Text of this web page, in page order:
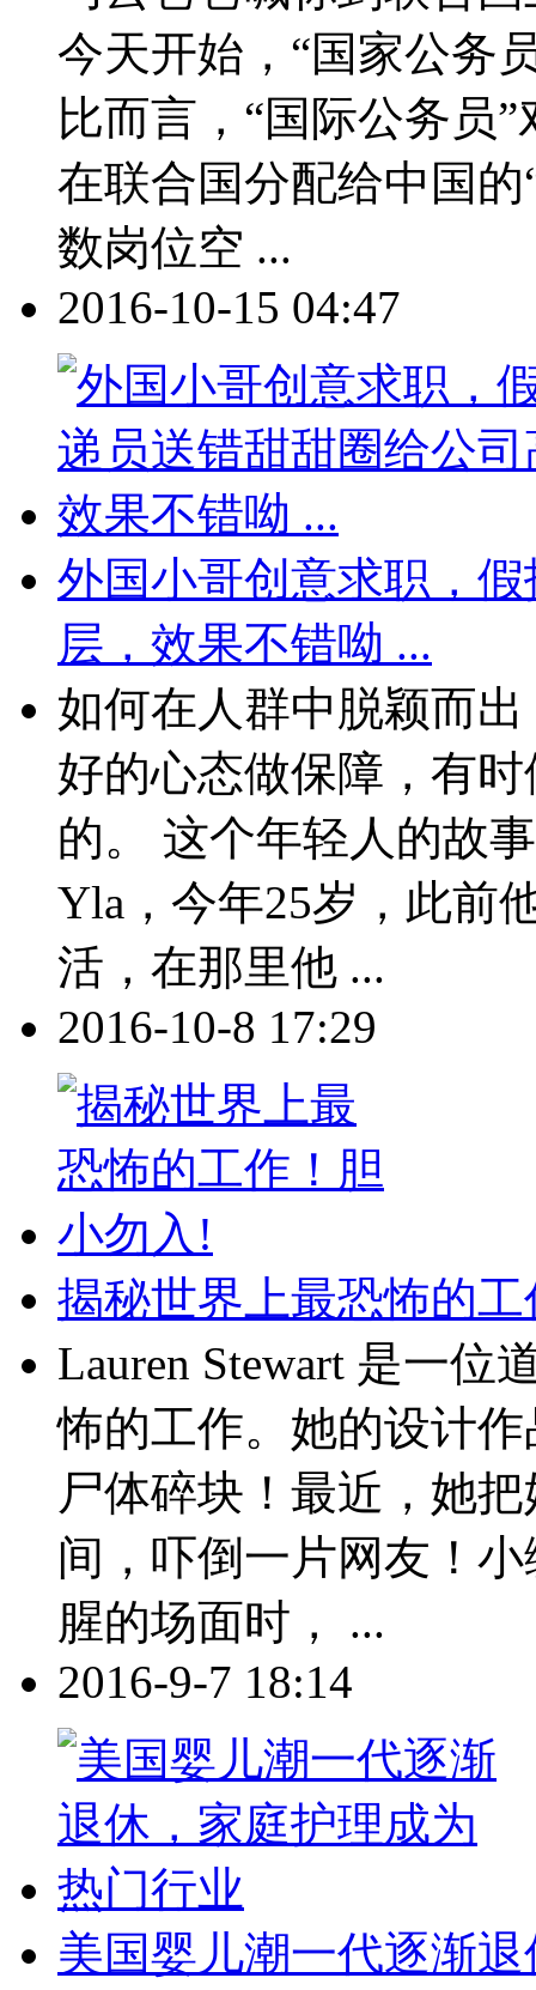
今天开始，“国家公务
比而言，“国际公务员
在联合国分配给中国
数岗位空 ...
2016-10-15 04:47
外国小哥创意求职，
层，效果不错呦 ...
如何在人群中脱颖而
好的心态做保障，有
的。 这个年轻人的故
Yla，今年25岁，此前
活，在那里他 ...
2016-10-8 17:29
揭秘世界上最恐怖的
Lauren Stewart 是一位
怖的工作。她的设计
尸体碎块！最近，她
间，吓倒一片网友！
腥的场面时， ...
2016-9-7 18:14
美国婴儿潮一代逐渐